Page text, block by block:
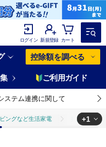
ログイン 新規登録 カート
控除額を調べる
ご利用ガイド
ステム連携に関して
ングなど生活家電 掃除機
+1